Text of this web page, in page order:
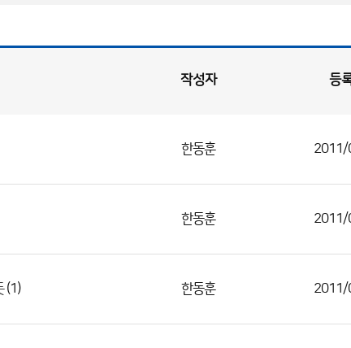
작성자 등
한동훈 2011/
한동훈 2011/
(1) 한동훈 2011/